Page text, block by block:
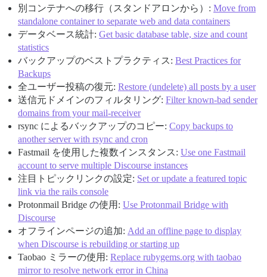
別コンテナへの移行（スタンドアロンから）: Move from
standalone container to separate web and data containers
データベース統計: Get basic database table, size and count
statistics
バックアップのベストプラクティス: Best Practices for
Backups
全ユーザー投稿の復元: Restore (undelete) all posts by a user
送信元ドメインのフィルタリング: Filter known-bad sender
domains from your mail-receiver
rsync によるバックアップのコピー: Copy backups to
another server with rsync and cron
Fastmail を使用した複数インスタンス: Use one Fastmail
account to serve multiple Discourse instances
注目トピックリンクの設定: Set or update a featured topic
link via the rails console
Protonmail Bridge の使用: Use Protonmail Bridge with
Discourse
オフラインページの追加: Add an offline page to display
when Discourse is rebuilding or starting up
Taobao ミラーの使用: Replace rubygems.org with taobao
mirror to resolve network error in China